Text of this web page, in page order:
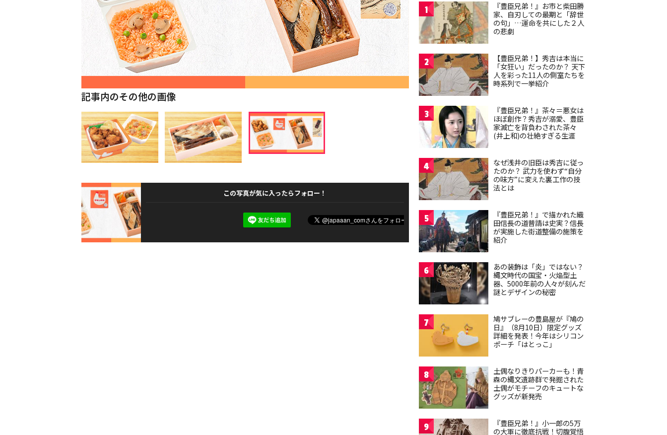
記事内のその他の画像
この写真が気に入ったらフォロー！
1
『豊臣兄弟！』お市と柴田勝
家、自刃しての最期と「辞世
の句」…運命を共にした２人
の悲劇
2
【豊臣兄弟！】秀吉は本当に
「女狂い」だったのか？ 天下
人を彩った11人の側室たちを
時系列で一挙紹介
3
『豊臣兄弟！』茶々＝悪女は
ほぼ創作？秀吉が溺愛、豊臣
家滅亡を背負わされた茶々
(井上和)の壮絶すぎる生涯
4
なぜ浅井の旧臣は秀吉に従っ
たのか？ 武力を使わず“自分
の味方”に変えた裏工作の技
法とは
5
『豊臣兄弟！』で描かれた織
田信長の道普請は史実？信長
が実施した街道整備の施策を
紹介
6
あの装飾は「炎」ではない？
縄文時代の国宝・火焔型土
器、5000年前の人々が刻んだ
謎とデザインの秘密
7
鳩サブレーの豊島屋が『鳩の
日』（8月10日）限定グッズ
詳細を発表！今年はシリコン
ポーチ「はとっこ」
8
土偶なりきりパーカーも！青
森の縄文遺跡群で発掘された
土偶がモチーフのキュートな
グッズが新発売
9
『豊臣兄弟！』小一郎の5万
の大軍に徹底抗戦！切腹覚悟